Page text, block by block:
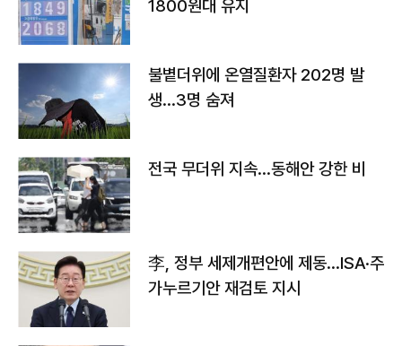
1800원대 유지
불볕더위에 온열질환자 202명 발
생…3명 숨져
전국 무더위 지속…동해안 강한 비
李, 정부 세제개편안에 제동…ISA·주
가누르기안 재검토 지시